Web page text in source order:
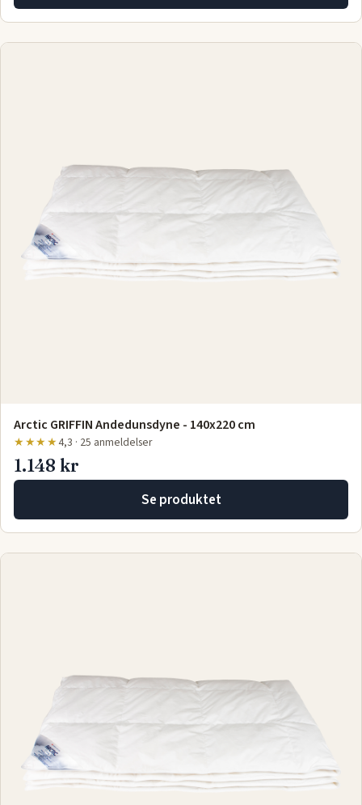
Arctic GRIFFIN Andedunsdyne - 140x220 cm
★★★★4,3 · 25 anmeldelser
1.148 kr
Se produktet